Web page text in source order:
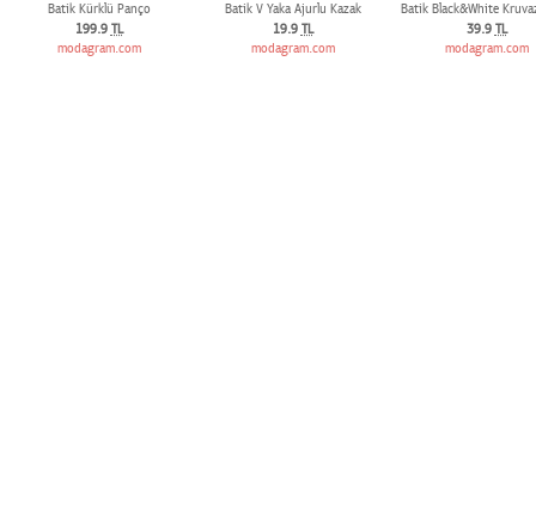
Batik Kürklü Panço
199.9 TL
modagram.com
Batik V Yaka Ajurlu Kazak
19.9 TL
modagram.com
Batik Black&White
39.9 TL
modagram.com